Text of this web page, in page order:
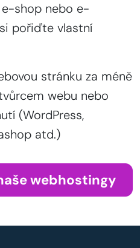
e-shop nebo e-
pořiďte vlastní
stránku za méně
webu nebo
(WordPress,
atd.)
webhostingy